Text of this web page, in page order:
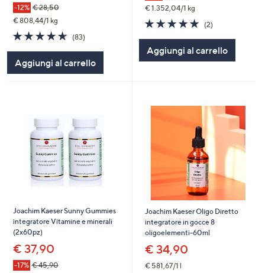
-12% € 28,50
€ 808,44/1 kg
4.6
of
Stars
(83)
Aggiungi al carrello
€ 1.352,04/1 kg
5.0
of
Stars
(2)
Aggiungi al carrello
Joachim Kaeser Sunny Gummies
integratore Vitamine e minerali
(2x60pz)
€ 37,90
-17% € 45,90
Joachim Kaeser Oligo Diretto
integratore in gocce 8
oligoelementi-60ml
€ 34,90
€ 581,67/1 l